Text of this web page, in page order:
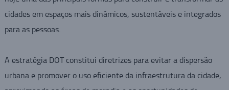
cidades em espaços mais dinâmicos, sustentáveis e integrados
para as pessoas.
A estratégia DOT constitui diretrizes para evitar a dispersão
urbana e promover o uso eficiente da infraestrutura da cidade,